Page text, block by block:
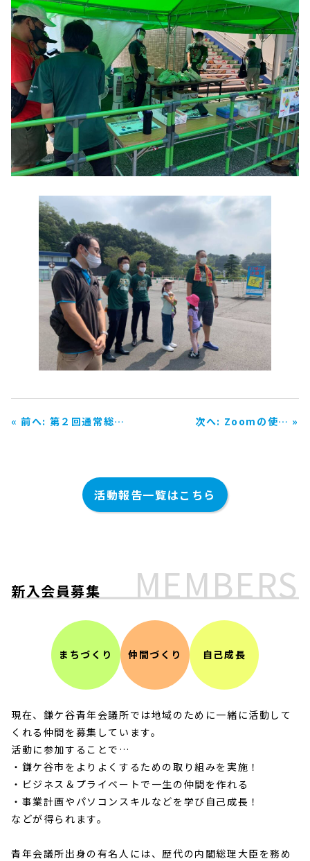
鎌ケ谷青年会議所とは
活動報告
入会案内
お問い合わせ
« 前へ: 第２回通常総… 次へ: Zoomの使… »
活動報告一覧はこちら
新入会員募集 MEMBERS
まちづくり 仲間づくり 自己成長
現在、鎌ケ谷青年会議所では地域のために一緒に活動して
くれる仲間を募集しています。
活動に参加することで…
・鎌ケ谷市をよりよくするための取り組みを実施！
・ビジネス＆プライベートで一生の仲間を作れる
・事業計画やパソコンスキルなどを学び自己成長！
などが得られます。
青年会議所出身の有名人には、歴代の内閣総理大臣を務め